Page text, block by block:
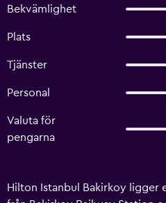
Bekvämlighet
Plats
Tjänster
Personal
Valuta för
pengarna
Hilton Istanbul Bakirkoy ligger